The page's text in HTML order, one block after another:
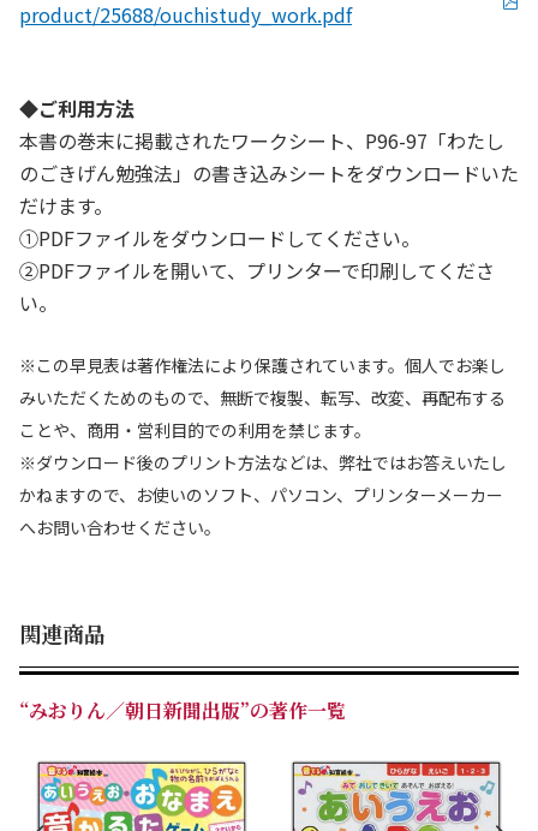
product/25688/ouchistudy_work.pdf
◆ご利用方法
本書の巻末に掲載されたワークシート、P96-97「わたし
のごきげん勉強法」の書き込みシートをダウンロードいた
だけます。
①PDFファイルをダウンロードしてください。
②PDFファイルを開いて、プリンターで印刷してくださ
い。
※この早見表は著作権法により保護されています。個人でお楽し
みいただくためのもので、無断で複製、転写、改変、再配布する
ことや、商用・営利目的での利用を禁じます。
※ダウンロード後のプリント方法などは、弊社ではお答えいたし
かねますので、お使いのソフト、パソコン、プリンターメーカー
へお問い合わせください。
関連商品
“みおりん／朝日新聞出版”の著作一覧